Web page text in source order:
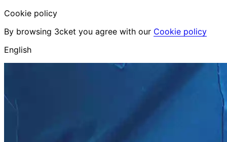
Cookie policy
By browsing 3cket you agree with our Cookie policy
English